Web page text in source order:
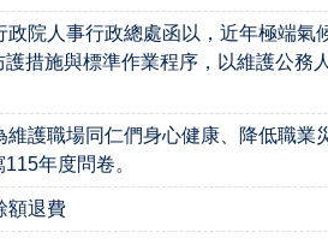
政院人事行政總處函以，近年極端
措施與標準作業程序，以維護公務
維護職場同仁們身心健康、降低職
年度問卷。
額退費